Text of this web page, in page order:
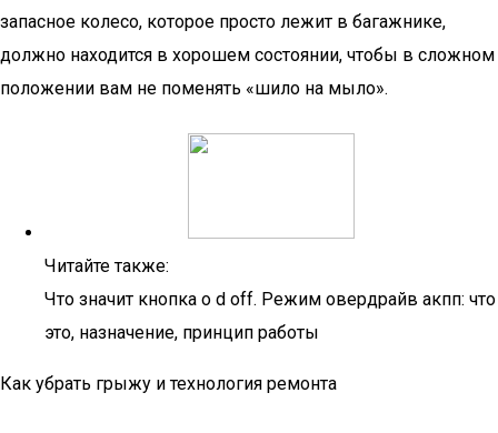
запасное колесо, которое просто лежит в багажнике,
должно находится в хорошем состоянии, чтобы в сложном
положении вам не поменять «шило на мыло».
Читайте также:
Что значит кнопка o d off. Режим овердрайв акпп: что
это, назначение, принцип работы
Как убрать грыжу и технология ремонта